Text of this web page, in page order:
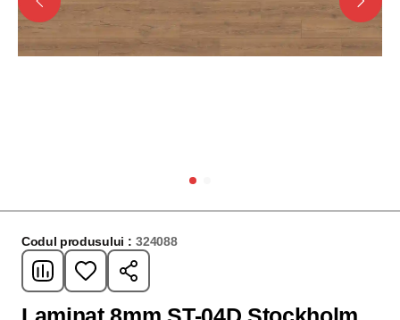
Codul produsului : 324088